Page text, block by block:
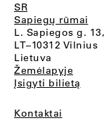
SR
Sapiegų rūmai
L. Sapiegos g. 13,
LT–10312 Vilnius
Lietuva
Žemėlapyje
Įsigyti bilietą
Kontaktai